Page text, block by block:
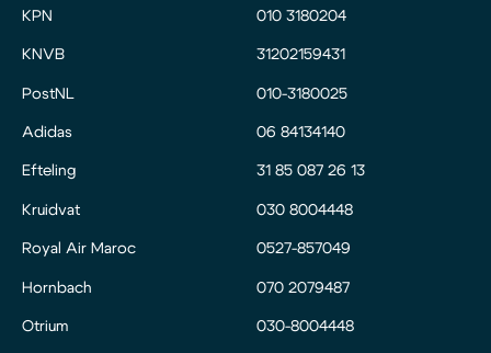
KPN
KNVB
PostNL
Adidas
Efteling
Kruidvat
Royal Air Maroc
Hornbach
Otrium
010 3180204
31202159431
010-3180025
06 84134140
31 85 087 26 13
030 8004448
0527-857049
070 2079487
030-8004448